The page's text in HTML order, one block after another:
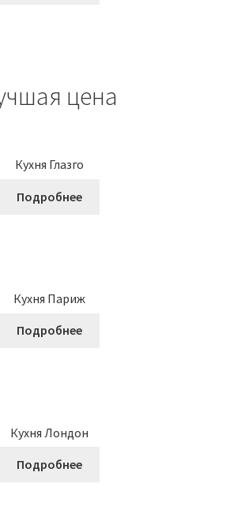
цена
Кухня Глазго
Подробнее
Кухня Париж
Подробнее
Кухня Лондон
Подробнее